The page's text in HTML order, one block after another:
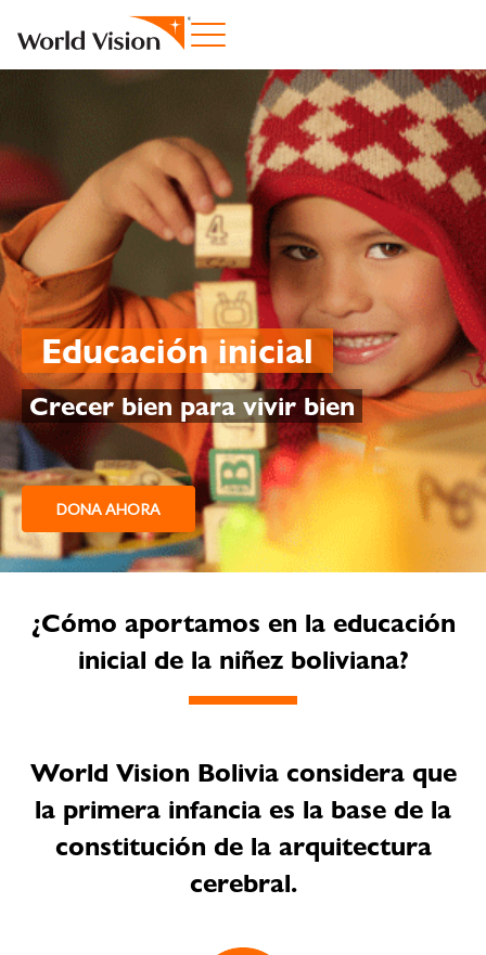
Educación inicial
Crecer bien para vivir bien
DONA AHORA
¿Cómo aportamos en la educación
inicial de la niñez boliviana?
World Vision Bolivia considera que
la primera infancia es la base de la
constitución de la arquitectura
cerebral.